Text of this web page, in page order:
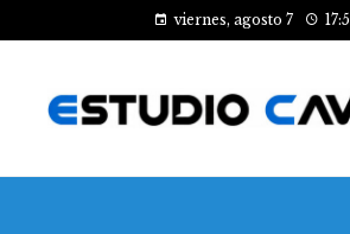
viernes, agosto 7